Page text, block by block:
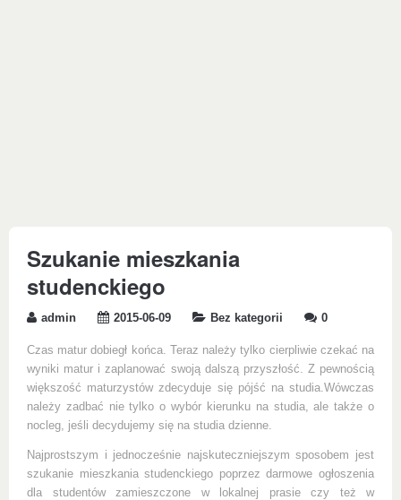
Szukanie mieszkania
studenckiego
admin 2015-06-09 Bez kategorii 0
Czas matur dobiegł końca. Teraz należy tylko cierpliwie czekać na
wyniki matur i zaplanować swoją dalszą przyszłość. Z pewnością
większość maturzystów zdecyduje się pójść na studia.Wówczas
należy zadbać nie tylko o wybór kierunku na studia, ale także o
nocleg, jeśli decydujemy się na studia dzienne.
Najprostszym i jednocześnie najskuteczniejszym sposobem jest
szukanie mieszkania studenckiego poprzez darmowe ogłoszenia
dla studentów zamieszczone w lokalnej prasie czy też w